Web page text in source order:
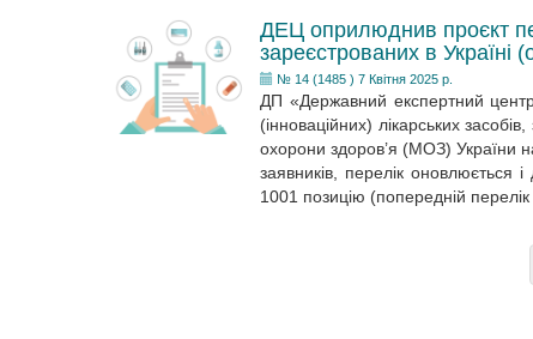
ДЕЦ оприлюднив проєкт
зареєстрованих в Україні
№ 14 (1485 ) 7 Квітня 2025 р.
ДП «Державний експертний
(інноваційних) лікарських
охорони здоров’я (МОЗ) України
заявників, перелік
1001 позицію (попередній